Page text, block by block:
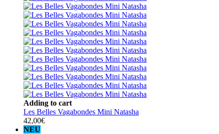
Adding to cart
Les Belles Vagabondes Mini Natasha
42,00€
NEU